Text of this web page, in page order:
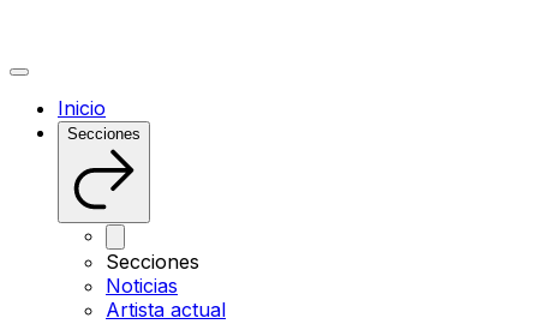
Inicio
Secciones
Secciones
Noticias
Artista actual